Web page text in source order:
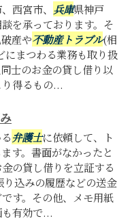
西宮市、 兵庫県神戸
を承っております。そ
産や不動産トラブル(相
にまつわる業務も取り扱
士のお金の貸し借り以
得るもの...
弁護士に依頼して、ト
す。書面がなかったと
の貸し借りを立証する
り込みの履歴などの送金
す。その他、メモ用紙
有効で...